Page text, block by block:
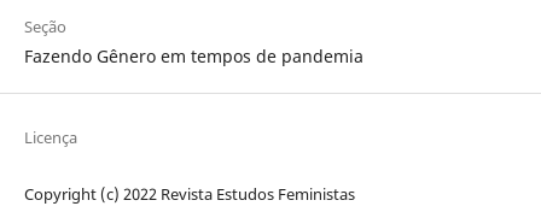
Seção
Fazendo Gênero em tempos de pandemia
Licença
Copyright (c) 2022 Revista Estudos Feministas